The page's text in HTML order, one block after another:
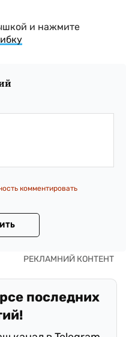
и нажмите
комментировать
последних